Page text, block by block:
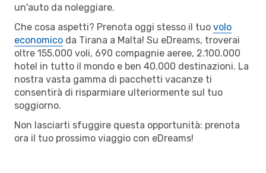
un'auto da noleggiare.
Che cosa aspetti? Prenota oggi stesso il tuo volo
economico da Tirana a Malta! Su eDreams, troverai
oltre 155.000 voli, 690 compagnie aeree, 2.100.000
hotel in tutto il mondo e ben 40.000 destinazioni. La
nostra vasta gamma di pacchetti vacanze ti
consentirà di risparmiare ulteriormente sul tuo
soggiorno.
Non lasciarti sfuggire questa opportunità: prenota
ora il tuo prossimo viaggio con eDreams!